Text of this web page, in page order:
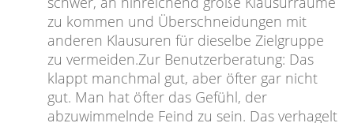
zu kommen und Überschneidungen mit
anderen Klausuren für dieselbe Zielgruppe
zu vermeiden.Zur Benutzerberatung: Das
klappt manchmal gut, aber öfter gar nicht
gut. Man hat öfter das Gefühl, der
abzuwimmelnde Feind zu sein. Das verhagelt